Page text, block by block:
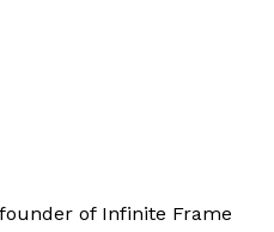
of Infinite Frame